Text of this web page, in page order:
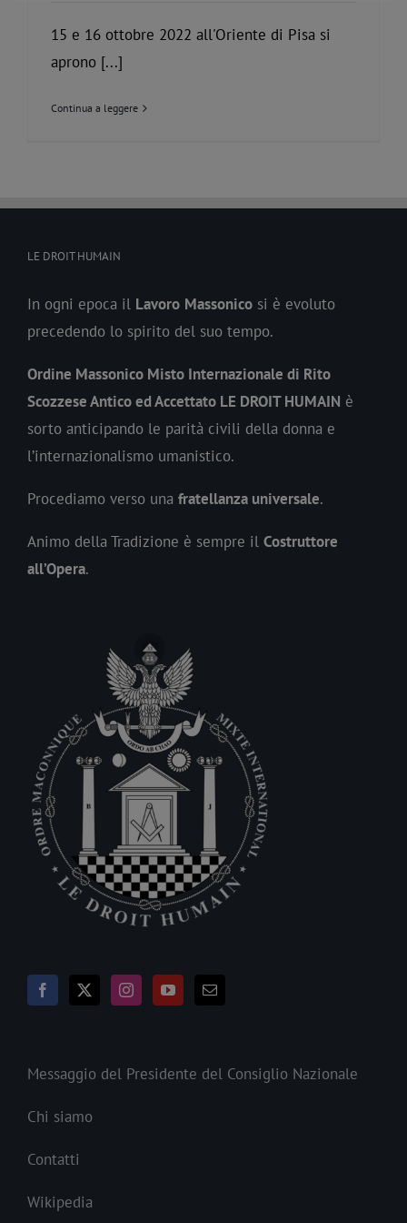
15 e 16 ottobre 2022 all'Oriente di Pisa si
aprono [...]
Continua a leggere
LE DROIT HUMAIN
In ogni epoca il Lavoro Massonico si è evoluto
precedendo lo spirito del suo tempo.
Ordine Massonico Misto Internazionale di Rito
Scozzese Antico ed Accettato LE DROIT HUMAIN è
sorto anticipando le parità civili della donna e
l’internazionalismo umanistico.
Procediamo verso una fratellanza universale.
Animo della Tradizione è sempre il Costruttore
all’Opera.
Messaggio del Presidente del Consiglio Nazionale
Chi siamo
Contatti
Wikipedia